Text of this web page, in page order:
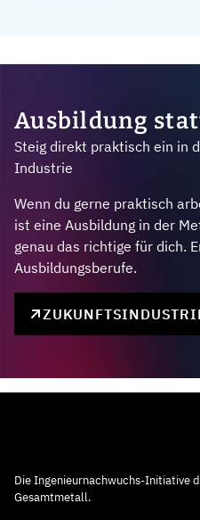
Ausbildung
Steig direkt praktisch ein in
Industrie
Wenn du gerne praktisch
ist eine Ausbildung in der
genau das richtige für dich.
Ausbildungsberufe.
Die Ingenieurnachwuchs-Initiative
Gesamtmetall.